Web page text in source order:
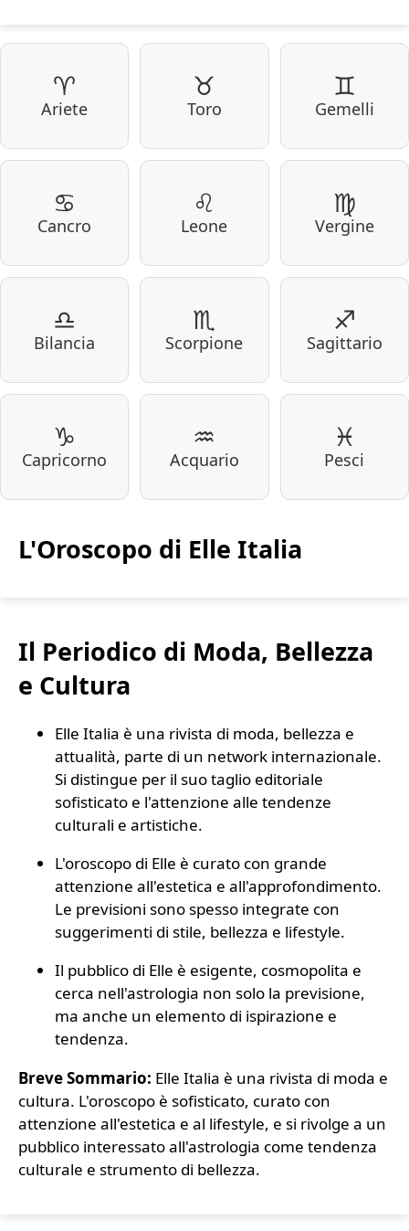
♈
Ariete
♉
Toro
♊
Gemelli
♋
Cancro
♌
Leone
♍
Vergine
♎
Bilancia
♏
Scorpione
♐
Sagittario
♑
Capricorno
♒
Acquario
♓
Pesci
L'Oroscopo di Elle Italia
Il Periodico di Moda, Bellezza
e Cultura
Elle Italia è una rivista di moda, bellezza e
attualità, parte di un network internazionale.
Si distingue per il suo taglio editoriale
sofisticato e l'attenzione alle tendenze
culturali e artistiche.
L'oroscopo di Elle è curato con grande
attenzione all'estetica e all'approfondimento.
Le previsioni sono spesso integrate con
suggerimenti di stile, bellezza e lifestyle.
Il pubblico di Elle è esigente, cosmopolita e
cerca nell'astrologia non solo la previsione,
ma anche un elemento di ispirazione e
tendenza.
Breve Sommario: Elle Italia è una rivista di moda e
cultura. L'oroscopo è sofisticato, curato con
attenzione all'estetica e al lifestyle, e si rivolge a un
pubblico interessato all'astrologia come tendenza
culturale e strumento di bellezza.